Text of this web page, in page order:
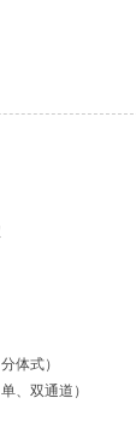
体式）
、双通道）